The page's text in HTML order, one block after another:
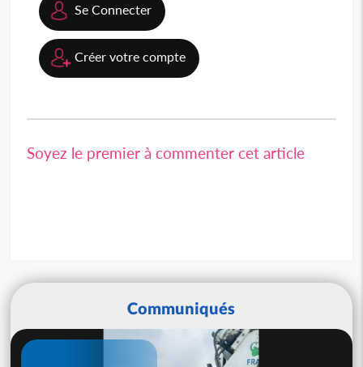
Se Connecter
Créer votre compte
Soyez le premier à commenter cet article
Communiqués